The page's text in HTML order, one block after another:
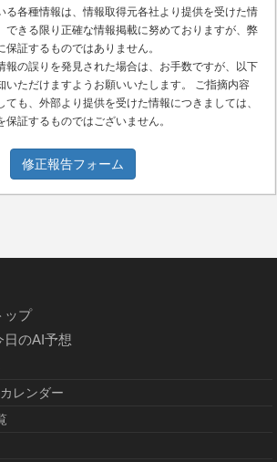
る各種情報は、情報取得元各社より提供を受けた情
できる限り正確な情報掲載に努めておりますが、弊
証するものではありません。
報の誤りを発見された場合は、お手数ですが、以下
いただけますようお願いいたします。 ご指摘内容
も、外部より提供を受けた情報につきましては、
証するものではございません。
修正報告フォーム
ップ
日のAI予想
レンダー